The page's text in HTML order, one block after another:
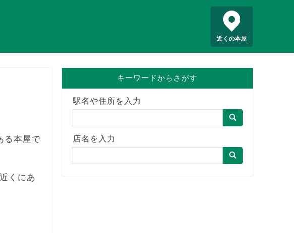
近くの本屋
る本屋で
くにあ
キーワードからさがす
駅名や住所を入力
店名を入力